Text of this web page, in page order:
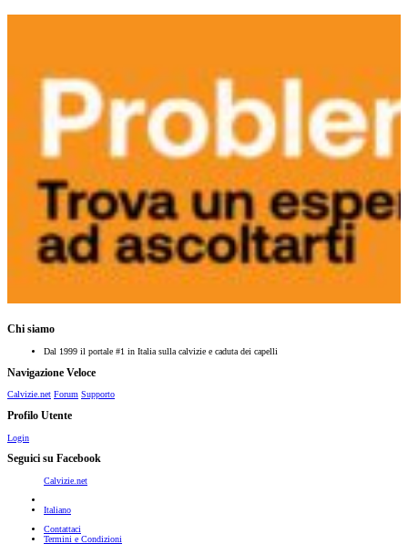
Chi siamo
Dal 1999 il portale #1 in Italia sulla calvizie e caduta dei capelli
Navigazione Veloce
Calvizie.net Forum Supporto
Profilo Utente
Login
Seguici su Facebook
Calvizie.net
Italiano
Contattaci
Termini e Condizioni